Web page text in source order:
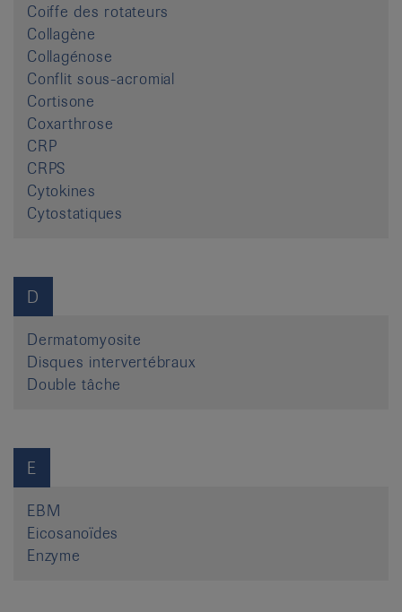
Coiffe des rotateurs
Collagène
Collagénose
Conflit sous-acromial
Cortisone
Coxarthrose
CRP
CRPS
Cytokines
Cytostatiques
D
Dermatomyosite
Disques intervertébraux
Double tâche
E
EBM
Eicosanoïdes
Enzyme